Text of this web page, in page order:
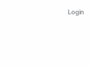
Login